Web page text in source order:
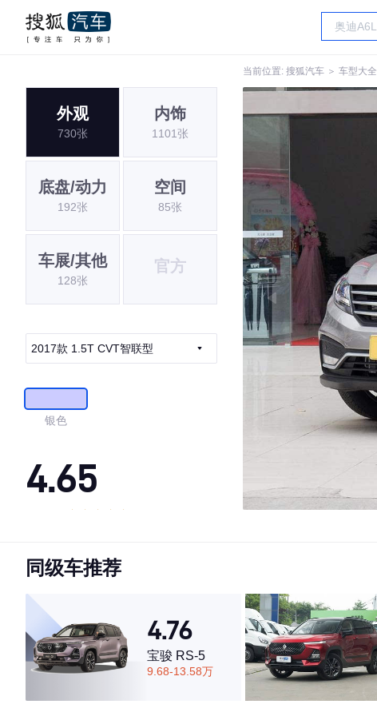
当前位置: 搜狐汽车 ＞ 车型大全
外观
730张
内饰
1101张
底盘/动力
192张
空间
85张
车展/其他
128张
官方
2017款 1.5T CVT智联型
银色
4.65
·内饰表现一般，低于53%同级车
·空间表现较为优秀，优于59%同级车
同级车推荐
4.76
宝骏 RS-5
9.68-13.58万